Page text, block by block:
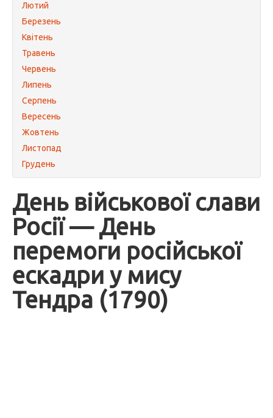
Лютий
Березень
Квітень
Травень
Червень
Липень
Серпень
Вересень
Жовтень
Листопад
Грудень
День військової слави
Росії — День
перемоги російської
ескадри у мису
Тендра (1790)